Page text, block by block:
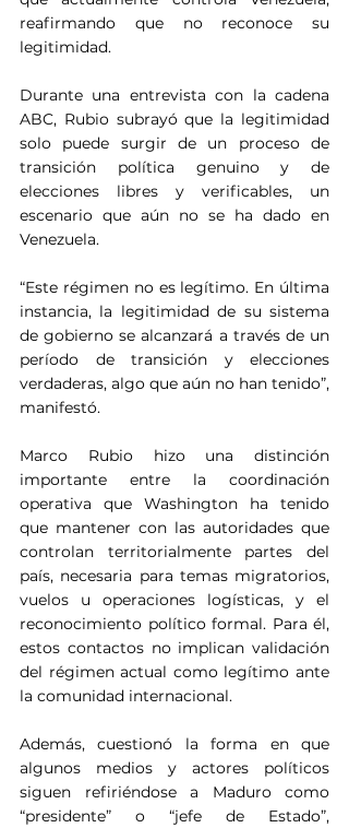
reafirmando que no reconoce su
legitimidad.
Durante una entrevista con la cadena
ABC, Rubio subrayó que la legitimidad
solo puede surgir de un proceso de
transición política genuino y de
elecciones libres y verificables, un
escenario que aún no se ha dado en
Venezuela.
“Este régimen no es legítimo. En última
instancia, la legitimidad de su sistema
de gobierno se alcanzará a través de un
período de transición y elecciones
verdaderas, algo que aún no han tenido”,
manifestó.
Marco Rubio hizo una distinción
importante entre la coordinación
operativa que Washington ha tenido
que mantener con las autoridades que
controlan territorialmente partes del
país, necesaria para temas migratorios,
vuelos u operaciones logísticas, y el
reconocimiento político formal. Para él,
estos contactos no implican validación
del régimen actual como legítimo ante
la comunidad internacional.
Además, cuestionó la forma en que
algunos medios y actores políticos
siguen refiriéndose a Maduro como
“presidente” o “jefe de Estado”,